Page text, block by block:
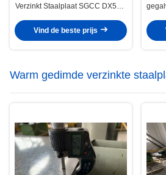
Verzinkt Staalplaat SGCC DX51D
Bouwtoepassingen
Vind de beste prijs
Warm gedimde verzinkte